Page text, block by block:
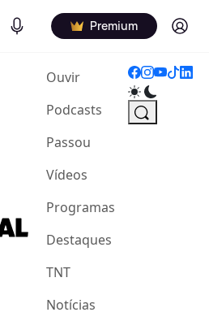
Podcasts Premium Log in
Ouvir(current)
Podcasts
Passou
Vídeos
Programas
Destaques
TNT
Notícias